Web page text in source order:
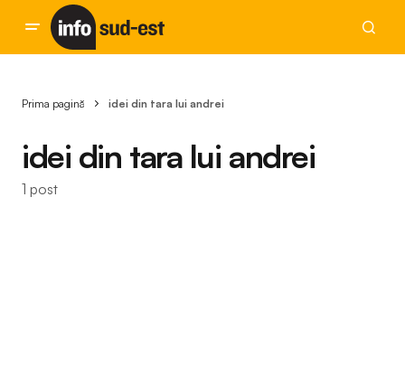
Prima pagină idei din tara lui andrei
idei din tara lui andrei
1 post